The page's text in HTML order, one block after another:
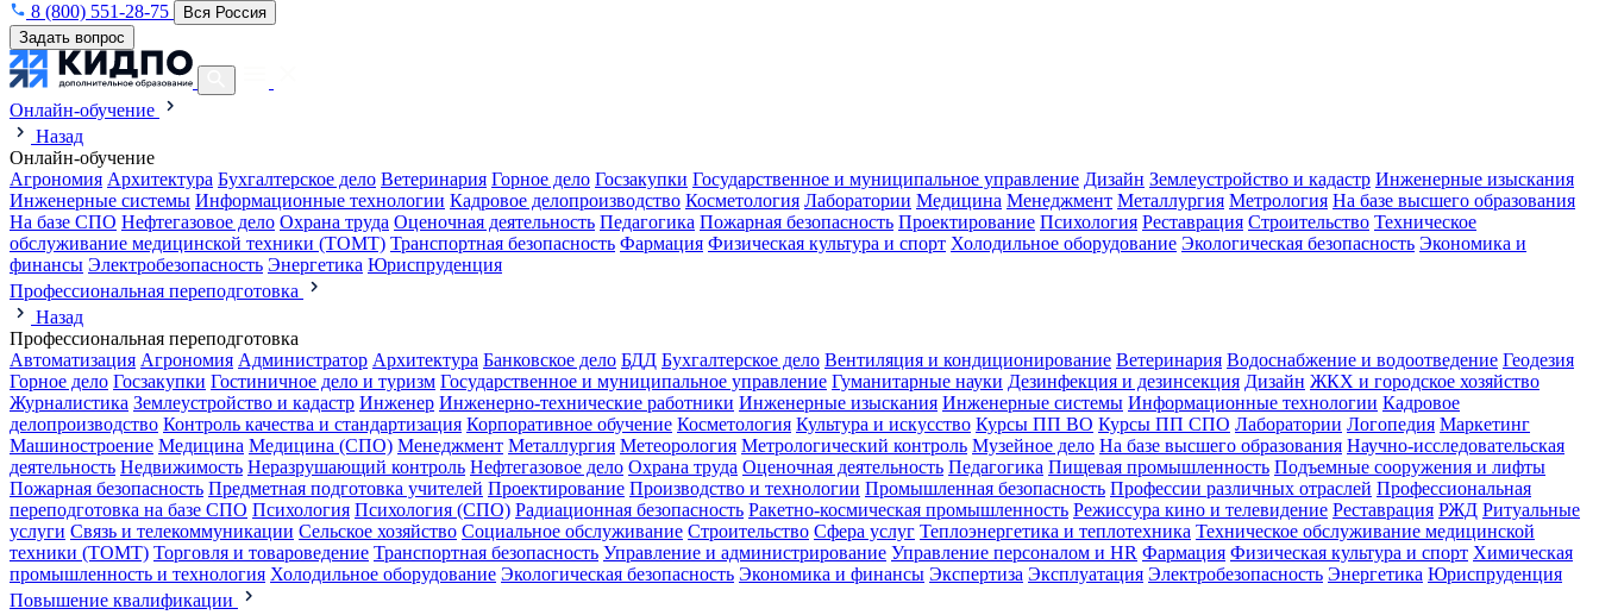
8 (800) 551-28-75
Вся Россия
Задать вопрос
Онлайн-обучение
Назад
Онлайн-обучение
Агрономия Архитектура Бухгалтерское дело Ветеринария Горное дело Госзакупки Государственное и муниципальное управление Дизайн Землеустройство и кадастр Инженерные изыскания
Инженерные системы Информационные технологии Кадровое делопроизводство Косметология Лаборатории Медицина Менеджмент Металлургия Метрология На базе высшего образования
На базе СПО Нефтегазовое дело Охрана труда Оценочная деятельность Педагогика Пожарная безопасность Проектирование Психология Реставрация Строительство Техническое
обслуживание медицинской техники (ТОМТ) Транспортная безопасность Фармация Физическая культура и спорт Холодильное оборудование Экологическая безопасность Экономика и
финансы Электробезопасность Энергетика Юриспруденция
Профессиональная переподготовка
Назад
Профессиональная переподготовка
Автоматизация Агрономия Администратор Архитектура Банковское дело БДД Бухгалтерское дело Вентиляция и кондиционирование Ветеринария Водоснабжение и водоотведение Геодезия
Горное дело Госзакупки Гостиничное дело и туризм Государственное и муниципальное управление Гуманитарные науки Дезинфекция и дезинсекция Дизайн ЖКХ и городское хозяйство
Журналистика Землеустройство и кадастр Инженер Инженерно-технические работники Инженерные изыскания Инженерные системы Информационные технологии Кадровое
делопроизводство Контроль качества и стандартизация Корпоративное обучение Косметология Культура и искусство Курсы ПП ВО Курсы ПП СПО Лаборатории Логопедия Маркетинг
Машиностроение Медицина Медицина (СПО) Менеджмент Металлургия Метеорология Метрологический контроль Музейное дело На базе высшего образования Научно-исследовательская
деятельность Недвижимость Неразрушающий контроль Нефтегазовое дело Охрана труда Оценочная деятельность Педагогика Пищевая промышленность Подъемные сооружения и лифты
Пожарная безопасность Предметная подготовка учителей Проектирование Производство и технологии Промышленная безопасность Профессии различных отраслей Профессиональная
переподготовка на базе СПО Психология Психология (СПО) Радиационная безопасность Ракетно-космическая промышленность Режиссура кино и телевидение Реставрация РЖД Ритуальные
услуги Связь и телекоммуникации Сельское хозяйство Социальное обслуживание Строительство Сфера услуг Теплоэнергетика и теплотехника Техническое обслуживание медицинской
техники (ТОМТ) Торговля и товароведение Транспортная безопасность Управление и администрирование Управление персоналом и HR Фармация Физическая культура и спорт Химическая
промышленность и технология Холодильное оборудование Экологическая безопасность Экономика и финансы Экспертиза Эксплуатация Электробезопасность Энергетика Юриспруденция
Повышение квалификации